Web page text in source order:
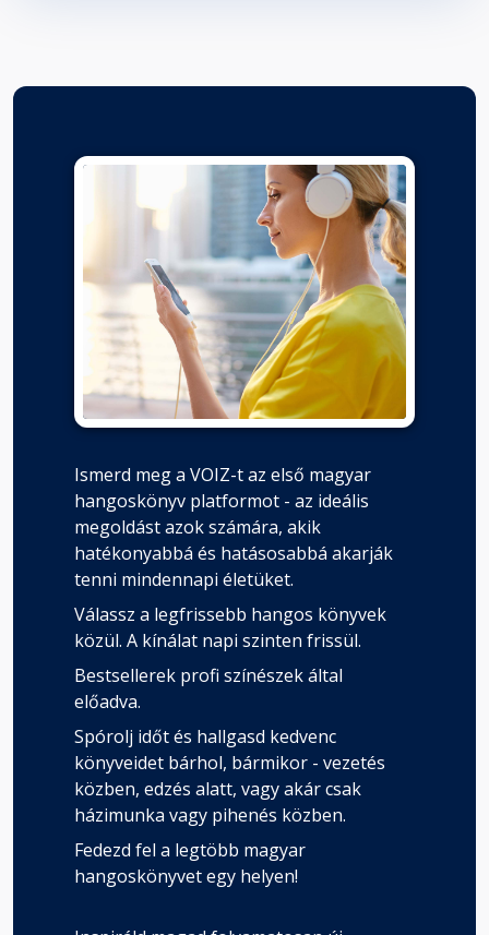
Ismerd meg a VOIZ-t az első magyar
hangoskönyv platformot - az ideális
megoldást azok számára, akik
hatékonyabbá és hatásosabbá akarják
tenni mindennapi életüket.
Válassz a legfrissebb hangos könyvek
közül. A kínálat napi szinten frissül.
Bestsellerek profi színészek által
előadva.
Spórolj időt és hallgasd kedvenc
könyveidet bárhol, bármikor - vezetés
közben, edzés alatt, vagy akár csak
házimunka vagy pihenés közben.
Fedezd fel a legtöbb magyar
hangoskönyvet egy helyen!